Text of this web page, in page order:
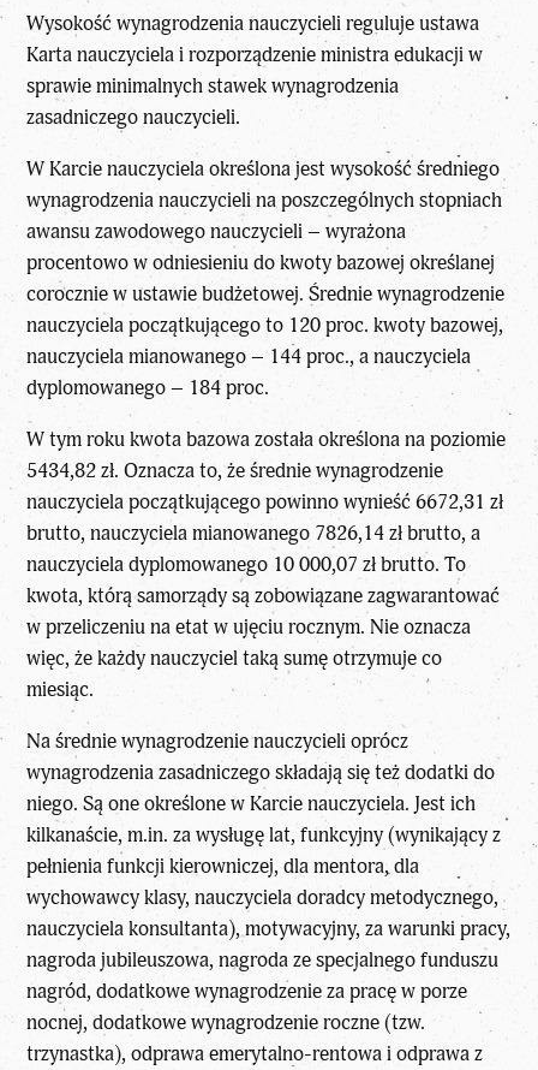
Wysokość wynagrodzenia nauczycieli reguluje ustawa
Karta nauczyciela i rozporządzenie ministra edukacji w
sprawie minimalnych stawek wynagrodzenia
zasadniczego nauczycieli.
W Karcie nauczyciela określona jest wysokość średniego
wynagrodzenia nauczycieli na poszczególnych stopniach
awansu zawodowego nauczycieli – wyrażona
procentowo w odniesieniu do kwoty bazowej określanej
corocznie w ustawie budżetowej. Średnie wynagrodzenie
nauczyciela początkującego to 120 proc. kwoty bazowej,
nauczyciela mianowanego – 144 proc., a nauczyciela
dyplomowanego – 184 proc.
W tym roku kwota bazowa została określona na poziomie
5434,82 zł. Oznacza to, że średnie wynagrodzenie
nauczyciela początkującego powinno wynieść 6672,31 zł
brutto, nauczyciela mianowanego 7826,14 zł brutto, a
nauczyciela dyplomowanego 10 000,07 zł brutto. To
kwota, którą samorządy są zobowiązane zagwarantować
w przeliczeniu na etat w ujęciu rocznym. Nie oznacza
więc, że każdy nauczyciel taką sumę otrzymuje co
miesiąc.
Na średnie wynagrodzenie nauczycieli oprócz
wynagrodzenia zasadniczego składają się też dodatki do
niego. Są one określone w Karcie nauczyciela. Jest ich
kilkanaście, m.in. za wysługę lat, funkcyjny (wynikający z
pełnienia funkcji kierowniczej, dla mentora, dla
wychowawcy klasy, nauczyciela doradcy metodycznego,
nauczyciela konsultanta), motywacyjny, za warunki pracy,
nagroda jubileuszowa, nagroda ze specjalnego funduszu
nagród, dodatkowe wynagrodzenie za pracę w porze
nocnej, dodatkowe wynagrodzenie roczne (tzw.
trzynastka), odprawa emerytalno-rentowa i odprawa z